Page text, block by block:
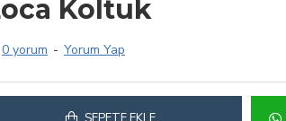
Koltuk
0 yorum - Yorum Yap